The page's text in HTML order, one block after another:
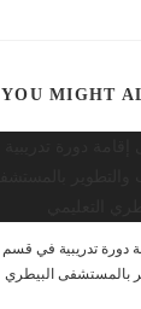
YOU MIGHT
دورة تدريبية في قسم
بالمستشفى البيطري